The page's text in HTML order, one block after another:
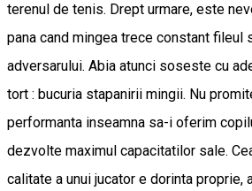
terenul de tenis. Drept urmare, este
pana cand mingea trece constant fileul
adversarului. Abia atunci soseste cu
tort : bucuria stapanirii mingii. Nu
performanta inseamna sa-i oferim
dezvolte maximul capacitatilor sale.
calitate a unui jucator e dorinta proprie,